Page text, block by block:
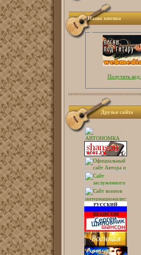
Наша кнопка
Получить код:
Друзья сайта